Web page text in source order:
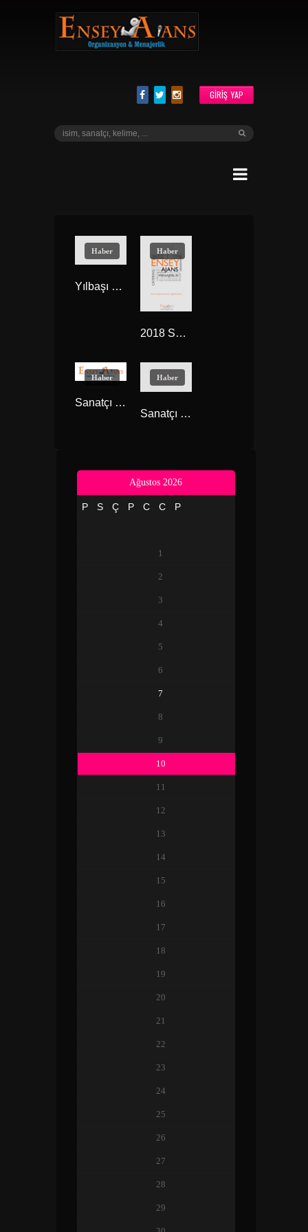
GIRIŞ YAP
Haber
Yılbaşı Sanatçı Fiyatları
Haber
2018 Sanatçı Fiyat Listesi
Haber
Sanatçı Fiyatları
Haber
Sanatçı Konser Organizasyonu
Ağustos 2026
P S Ç P C C P
1
2
3
4
5
6
7
8
9
10
11
12
13
14
15
16
17
18
19
20
21
22
23
24
25
26
27
28
29